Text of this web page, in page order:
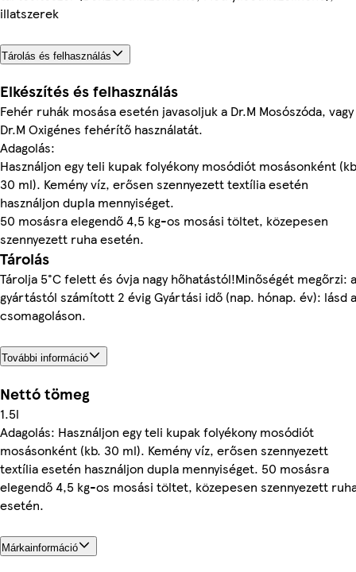
illatszerek
Tárolás és felhasználás
Elkészítés és felhasználás
Fehér ruhák mosása esetén javasoljuk a Dr.M Mosószóda, vagy
Dr.M Oxigénes fehérítő használatát.
Adagolás:
Használjon egy teli kupak folyékony mosódiót mosásonként
30 ml). Kemény víz, erősen szennyezett textília esetén
használjon dupla mennyiséget.
50 mosásra elegendő 4,5 kg-os mosási töltet, közepesen
szennyezett ruha esetén.
Tárolás
Tárolja 5°C felett és óvja nagy hőhatástól!Minőségét megőrzi: a
gyártástól számított 2 évig Gyártási idő (nap. hónap. év): lásd a
csomagoláson.
További információ
Nettó tömeg
1.5l
Adagolás: Használjon egy teli kupak folyékony mosódiót
mosásonként (kb. 30 ml). Kemény víz, erősen szennyezett
textília esetén használjon dupla mennyiséget. 50 mosásra
elegendő 4,5 kg-os mosási töltet, közepesen szennyezett
esetén.
Márkainformáció